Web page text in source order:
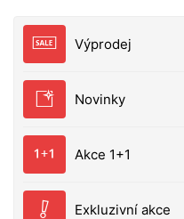
Výprodej
Novinky
Akce 1+1
Exkluzivní akce